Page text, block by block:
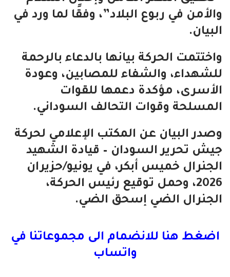
والأمن في ربوع البلاد”، وفقًا لما ورد في
البيان.
واختتمت الحركة بيانها بالدعاء بالرحمة
للشهداء، والشفاء للمصابين، وعودة
الأسرى، مؤكدة دعمها للقوات
المسلحة وقوات التحالف السوداني.
وصدر البيان عن المكتب الإعلامي لحركة
جيش تحرير السودان – قيادة الشهيد
الجنرال خميس أبكر، في يونيو/حزيران
2026، وحمل توقيع رئيس الحركة،
الجنرال الضي إسحق الضي.
اضغط هنا للانضمام الى مجموعاتنا في
واتساب